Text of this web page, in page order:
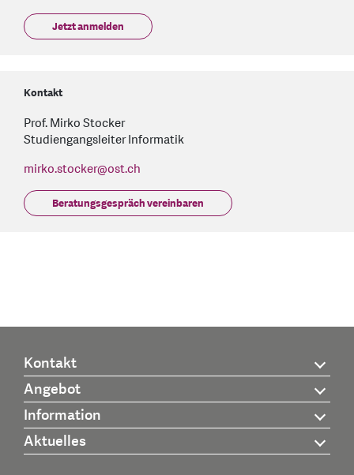
Jetzt anmelden
Kontakt
Prof. Mirko Stocker
Studiengangsleiter Informatik
mirko.stocker@ost.ch
Beratungsgespräch vereinbaren
Kontakt
Angebot
Information
Aktuelles